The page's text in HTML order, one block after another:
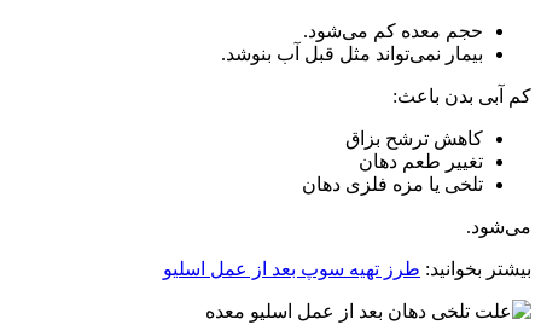
حجم معده کم می‌شود.
بیمار نمی‌تواند مثل قبل آب بنوشد.
کم‌ آبی بدن باعث:
کاهش ترشح بزاق
تغییر طعم دهان
تلخی یا مزه فلزی دهان
می‌شود.
بیشتر بخوانید: طرز تهیه سوپ بعد از عمل اسلیو